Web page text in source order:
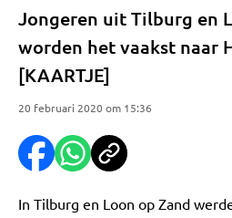
Jongeren uit Tilburg en
worden het vaakst naar
[KAARTJE]
20 februari 2020 om 15:36
In Tilburg en Loon op Zand